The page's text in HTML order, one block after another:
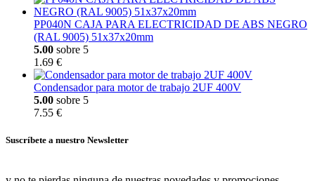
PP040N CAJA PARA ELECTRICIDAD DE ABS NEGRO
(RAL 9005) 51x37x20mm
5.00 sobre 5
1.69 €
Condensador para motor de trabajo 2UF 400V
5.00 sobre 5
7.55 €
Suscríbete a nuestro Newsletter